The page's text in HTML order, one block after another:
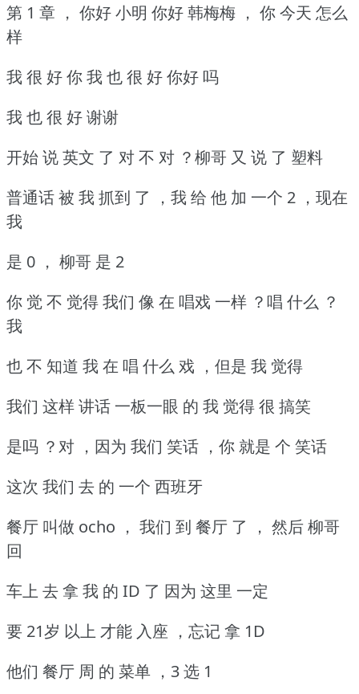
第 1 章 ， 你好 小明 你好 韩梅梅 ， 你 今天 怎么
样
我 很 好 你 我 也 很 好 你好 吗
我 也 很 好 谢谢
开始 说 英文 了 对 不 对 ？柳哥 又 说 了 塑料
普通话 被 我 抓到 了 ，我 给 他 加 一个 2 ，现在
我
是 0 ， 柳哥 是 2
你 觉 不 觉得 我们 像 在 唱戏 一样 ？唱 什么 ？
我
也 不 知道 我 在 唱 什么 戏 ，但是 我 觉得
我们 这样 讲话 一板一眼 的 我 觉得 很 搞笑
是吗 ？对 ，因为 我们 笑话 ，你 就是 个 笑话
这次 我们 去 的 一个 西班牙
餐厅 叫做 ocho ， 我们 到 餐厅 了 ， 然后 柳哥
回
车上 去 拿 我 的 ID 了 因为 这里 一定
要 21岁 以上 才能 入座 ，忘记 拿 1D
他们 餐厅 周 的 菜单 ，3 选 1